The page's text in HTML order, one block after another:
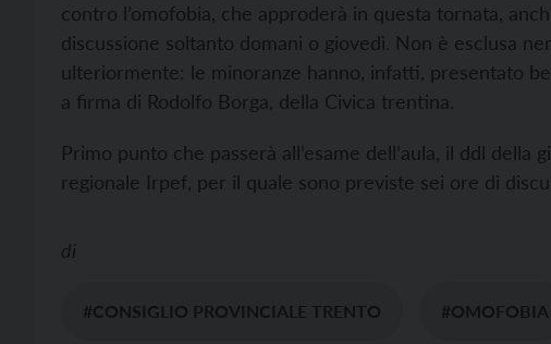
contro l’omofobia, che approderà in questa tornata,
discussione soltanto domani o giovedì. Non è esclusa
ulteriormente: le minoranze hanno, infatti, presentato
a firma di Rodolfo Borga, della Civica trentina.
Primo punto che passerà all’esame dell’aula, il ddl della
regionale Irpef, per il quale sono previste sei ore di
di
#CONSIGLIO PROVINCIALE TRENTO #OMOFOBIA